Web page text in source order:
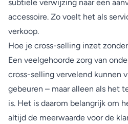
subtiele verwijzing naar een
accessoire. Zo voelt het als
verkoop.
Hoe je cross-selling inzet
Een veelgehoorde zorg van
cross-selling vervelend kunnen
gebeuren – maar alleen als het
is. Het is daarom belangrijk om
altijd de meerwaarde voor de